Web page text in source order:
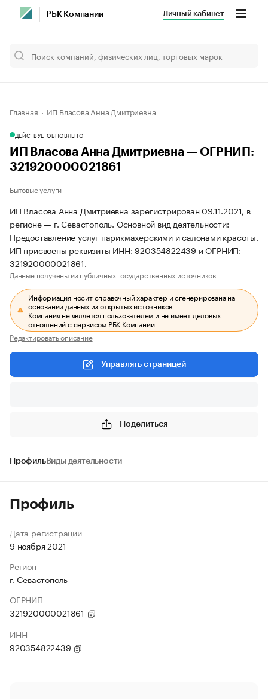
РБК Компании Личный кабинет
Главная ИП Власова Анна Дмитриевна
ДЕЙСТВУЕТОБНОВЛЕНО
ИП Власова Анна Дмитриевна — ОГРНИП:
321920000021861
Бытовые услуги
ИП Власова Анна Дмитриевна зарегистрирован 09.11.2021, в
регионе — г. Севастополь. Основной вид деятельности:
Предоставление услуг парикмахерскими и салонами красоты.
ИП присвоены реквизиты ИНН: 920354822439 и ОГРНИП:
321920000021861.
Данные получены из публичных государственных источников.
Информация носит справочный характер и сгенерирована на
основании данных из открытых источников.
Компания не является пользователем и не имеет деловых
отношений с сервисом РБК Компании.
Редактировать описание
Управлять страницей
Поделиться
ПрофильВиды деятельности
Профиль
Дата регистрации
9 ноября 2021
Регион
г. Севастополь
ОГРНИП
321920000021861
ИНН
920354822439